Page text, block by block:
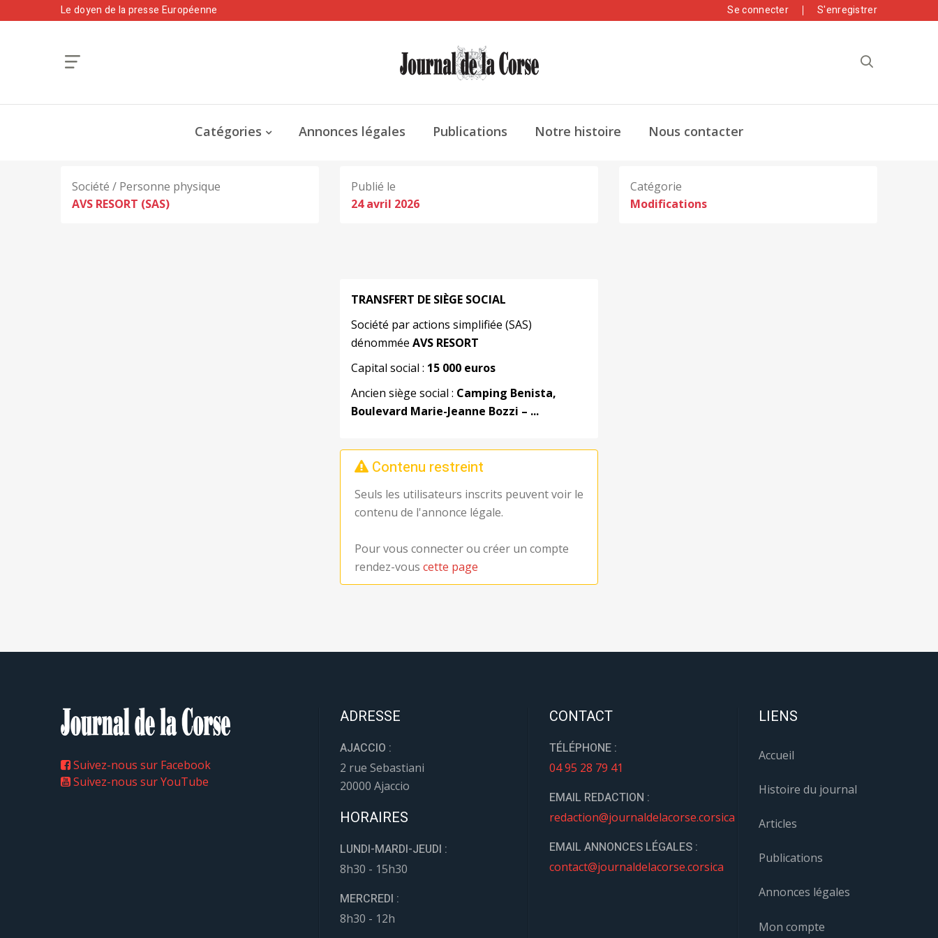
Le doyen de la presse Européenne Se connecter S'enregistrer
Catégories Annonces légales Publications Notre histoire Nous contacter
Société / Personne physique
AVS RESORT (SAS)
Publié le
24 avril 2026
Catégorie
Modifications
TRANSFERT DE SIÈGE SOCIAL
Société par actions simplifiée (SAS)
dénommée AVS RESORT
Capital social : 15 000 euros
Ancien siège social : Camping Benista,
Boulevard Marie-Jeanne Bozzi – ...
Contenu restreint
Seuls les utilisateurs inscrits peuvent voir le
contenu de l'annonce légale.
Pour vous connecter ou créer un compte
rendez-vous cette page
Suivez-nous sur Facebook
Suivez-nous sur YouTube
ADRESSE
AJACCIO :
2 rue Sebastiani
20000 Ajaccio
HORAIRES
LUNDI-MARDI-JEUDI :
8h30 - 15h30
MERCREDI :
8h30 - 12h
CONTACT
TÉLÉPHONE :
04 95 28 79 41
EMAIL REDACTION :
redaction@journaldelacorse.corsica
EMAIL ANNONCES LÉGALES :
contact@journaldelacorse.corsica
LIENS
Accueil
Histoire du journal
Articles
Publications
Annonces légales
Mon compte